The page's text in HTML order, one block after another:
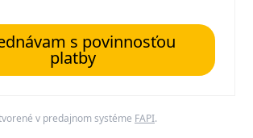
s povinnosťou
platby
v predajnom systéme FAPI.